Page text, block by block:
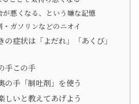
が悪くなる、という嫌な記憶
ガソリンなどのニオイ
の症状は「よだれ」「あくび」
手この手
の手「制吐剤」を使う
しいと教えてあげよう